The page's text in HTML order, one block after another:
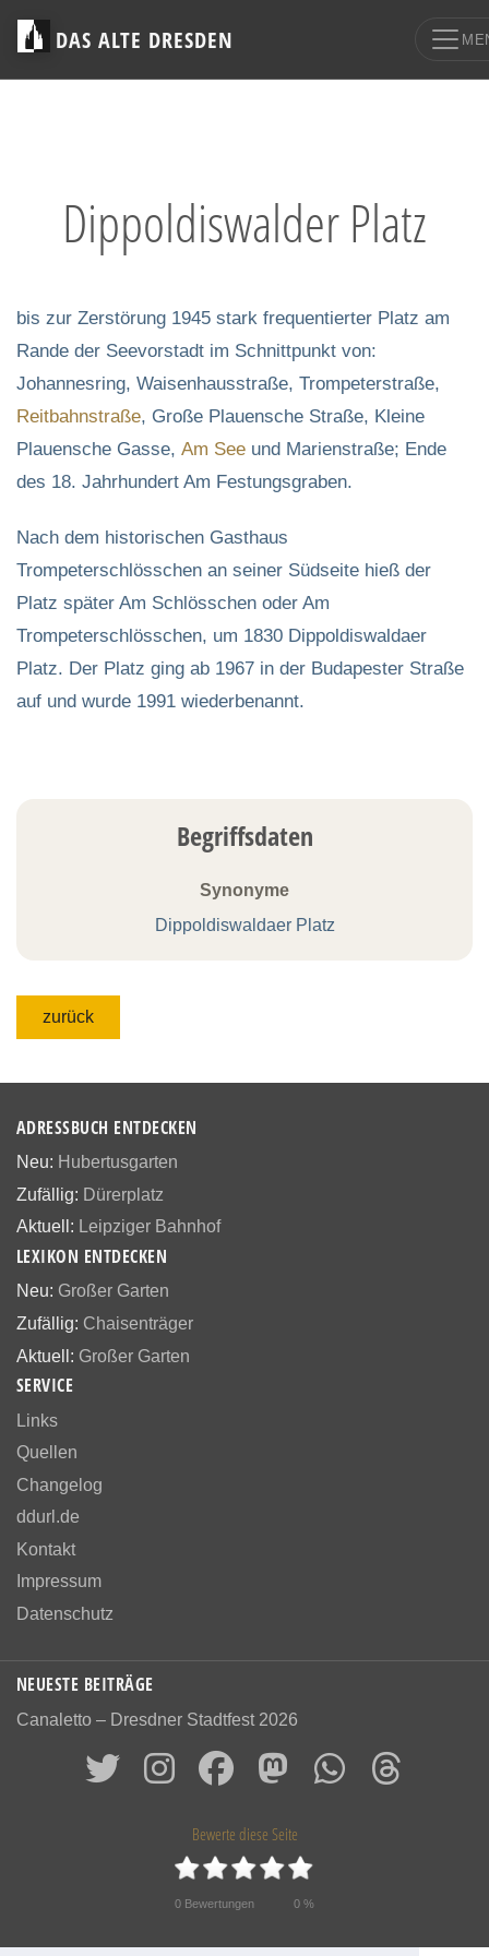
DAS ALTE DRESDEN
Dippoldiswalder Platz
bis zur Zerstörung 1945 stark frequentierter Platz am
Rande der Seevorstadt im Schnittpunkt von:
Johannesring, Waisenhausstraße, Trompeterstraße,
Reitbahnstraße, Große Plauensche Straße, Kleine
Plauensche Gasse, Am See und Marienstraße; Ende
des 18. Jahrhundert Am Festungsgraben.
Nach dem historischen Gasthaus
Trompeterschlösschen an seiner Südseite hieß der
Platz später Am Schlösschen oder Am
Trompeterschlösschen, um 1830 Dippoldiswaldaer
Platz. Der Platz ging ab 1967 in der Budapester Straße
auf und wurde 1991 wiederbenannt.
Begriffsdaten
Synonyme
Dippoldiswaldaer Platz
zurück
ADRESSBUCH ENTDECKEN
Neu: Hubertusgarten
Zufällig: Dürerplatz
Aktuell: Leipziger Bahnhof
LEXIKON ENTDECKEN
Neu: Großer Garten
Zufällig: Chaisenträger
Aktuell: Großer Garten
SERVICE
Links
Quellen
Changelog
ddurl.de
Kontakt
Impressum
Datenschutz
NEUESTE BEITRÄGE
Canaletto – Dresdner Stadtfest 2026
Bewerte diese Seite
0 Bewertungen 0 %